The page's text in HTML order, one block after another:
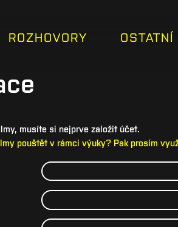
ROZHOVORY OSTATNÍ
musíte si nejprve založit účet.
pouštět v rámci výuky? Pak prosím